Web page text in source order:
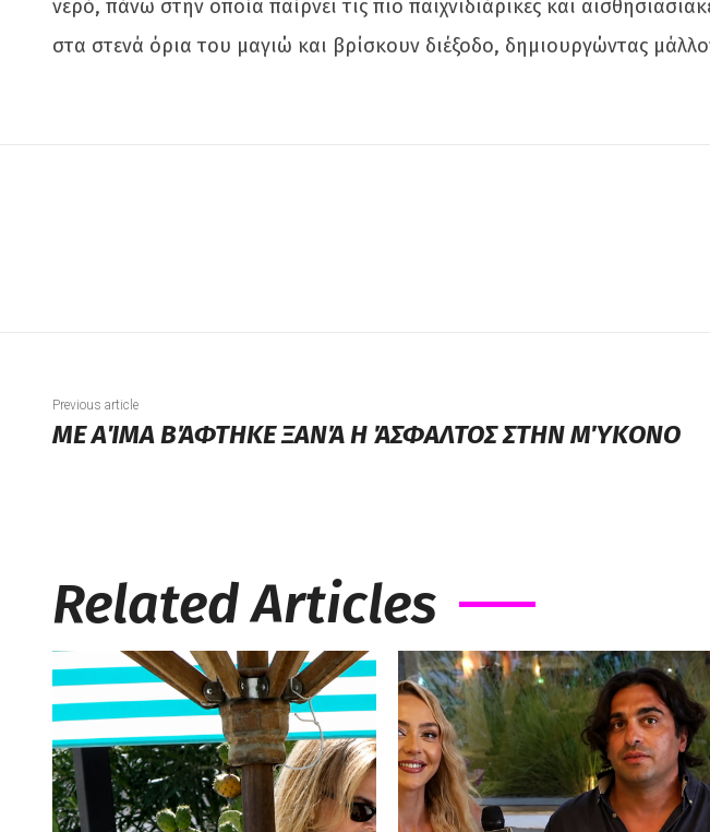
νερό, πάνω στην οποία παίρνει τις πιο παιχνιδιάρικες και
στα στενά όρια του μαγιώ και βρίσκουν διέξοδο, δημιουργώντας
Previous article
ΜΕ ΑΊΜΑ ΒΆΦΤΗΚΕ ΞΑΝΆ Η ΆΣΦΑΛΤΟΣ ΣΤΗΝ ΜΎΚΟΝΟ
Related Articles